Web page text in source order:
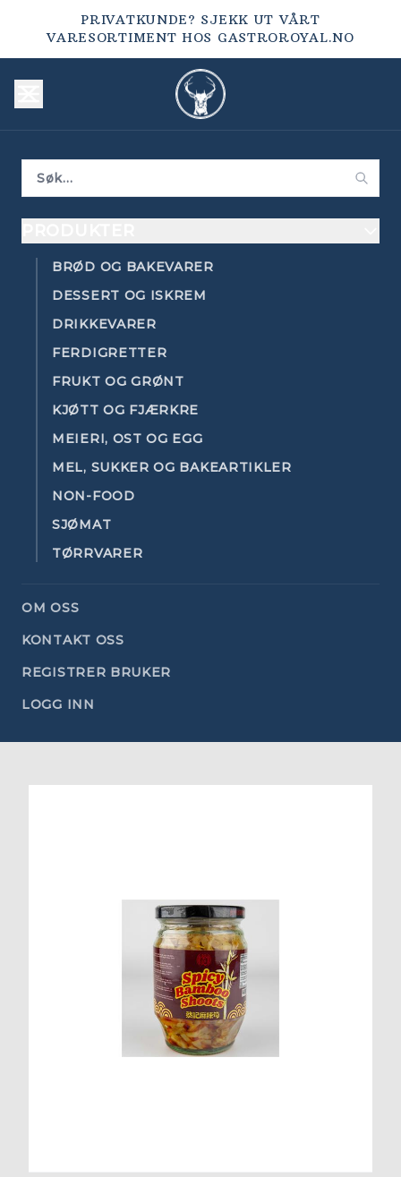
PRIVATKUNDE? SJEKK UT VÅRT
VARESORTIMENT HOS GASTROROYAL.NO
BRØD OG BAKEVARER
DESSERT OG ISKREM
DRIKKEVARER
FERDIGRETTER
FRUKT OG GRØNT
KJØTT OG FJÆRKRE
MEIERI, OST OG EGG
MEL, SUKKER OG BAKEARTIKLER
NON-FOOD
SJØMAT
TØRRVARER
OM OSS
KONTAKT OSS
REGISTRER BRUKER
LOGG INN